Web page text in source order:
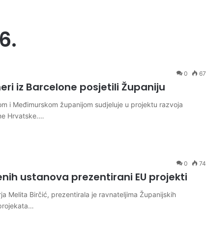
0 67
iz Barcelone posjetili Županiju
i Međimurskom županijom sudjeluje u projektu razvoja
Hrvatske.…
0 74
ustanova prezentirani EU projekti
Melita Birčić, prezentirala je ravnateljima Županijskih